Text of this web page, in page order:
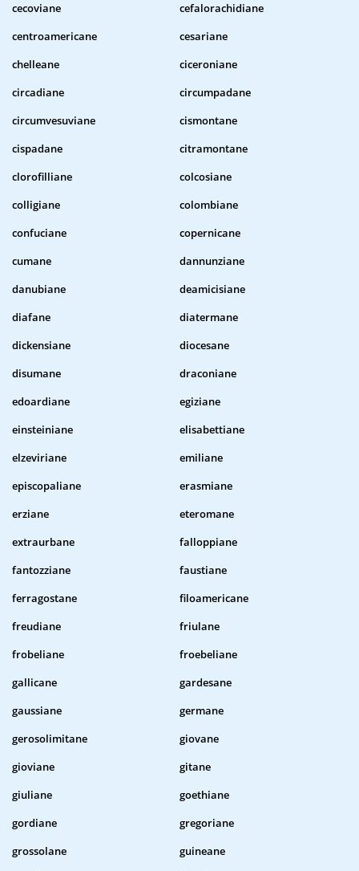
cecoviane
cefalorachidiane
centroamericane
cesariane
chelleane
ciceroniane
circadiane
circumpadane
circumvesuviane
cismontane
cispadane
citramontane
clorofilliane
colcosiane
colligiane
colombiane
confuciane
copernicane
cumane
dannunziane
danubiane
deamicisiane
diafane
diatermane
dickensiane
diocesane
disumane
draconiane
edoardiane
egiziane
einsteiniane
elisabettiane
elzeviriane
emiliane
episcopaliane
erasmiane
erziane
eteromane
extraurbane
falloppiane
fantozziane
faustiane
ferragostane
filoamericane
freudiane
friulane
frobeliane
froebeliane
gallicane
gardesane
gaussiane
germane
gerosolimitane
giovane
gioviane
gitane
giuliane
goethiane
gordiane
gregoriane
grossolane
guineane